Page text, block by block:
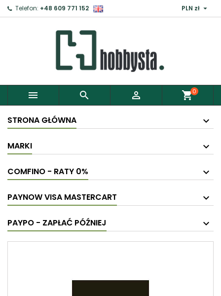
Telefon: +48 609 771 152 PLN zł 
   shopping_cart0
STRONA GŁÓWNA
MARKI
COMFINO - RATY 0%
PAYNOW VISA MASTERCART
PAYPO - ZAPŁAĆ PÓŹNIEJ